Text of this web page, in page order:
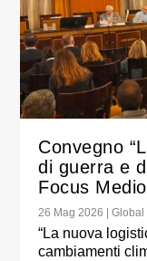
Convegno
di guerra e
Focus
26 Mag 2026 |Global
“La nuova
cambiamenti